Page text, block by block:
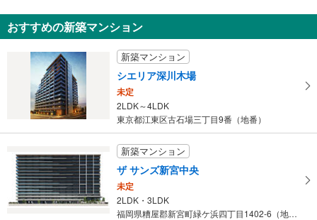
知
を
を
マ
イ
ペ
おすすめの新築マンション
新築マンション
シエリア深川木場
未定
2LDK～4LDK
東京都江東区古石場三丁目9番（地番）
新築マンション
ザ サンズ新宮中央
未定
2LDK・3LDK
福岡県糟屋郡新宮町緑ケ浜四丁目1402-6（地番）